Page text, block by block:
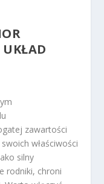
UKŁAD
zawartości
właściwości
silny
rodniki, chroni